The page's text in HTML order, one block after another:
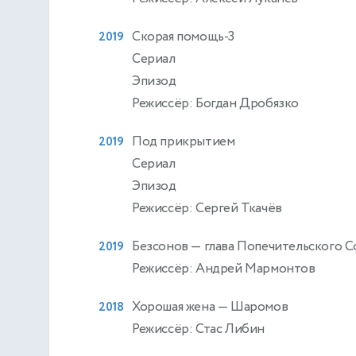
2019 Скорая помощь-3
Сериал
Эпизод
Режиссёр: Богдан Дробязко
2019 Под прикрытием
Сериал
Эпизод
Режиссёр: Сергей Ткачёв
2019 Безсонов — глава Попечительского
Режиссёр: Андрей Мармонтов
2018 Хорошая жена — Шаромов
Режиссёр: Стас Либин